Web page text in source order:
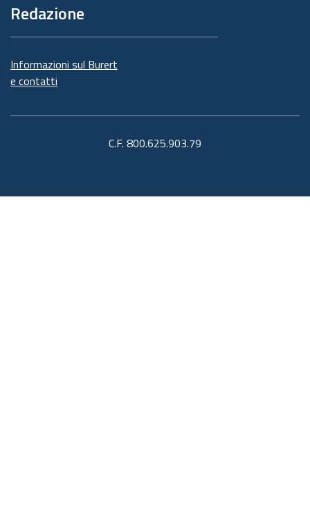
Redazione
Informazioni sul Burert
e contatti
C.F. 800.625.903.79